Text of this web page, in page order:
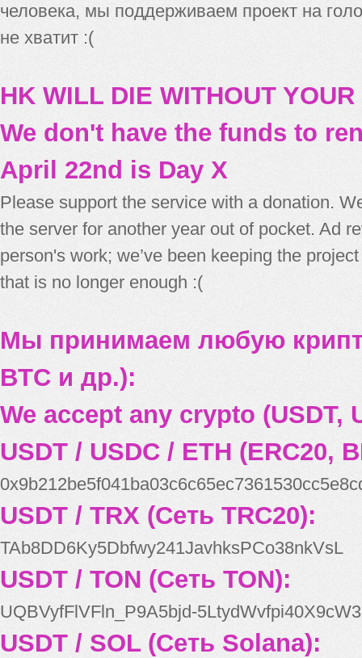
человека, мы поддерживаем проект на
не хватит :(
HK WILL DIE WITHOUT
We don't have the funds to
April 22nd is Day X
Please support the service with a donation.
the server for another year out of pocket. Ad
person's work; we’ve been keeping the
that is no longer enough :(
Мы принимаем любую
BTC и др.):
We accept any crypto (USDT,
USDT / USDC / ETH (ERC20,
USDT / TRX (Сеть TRC20):
TAb8DD6Ky5Dbfwy241JavhksPCo38nkVsL
USDT / TON (Сеть TON):
UQBVyfFlVFln_P9A5bjd-
USDT / SOL (Сеть Solana):